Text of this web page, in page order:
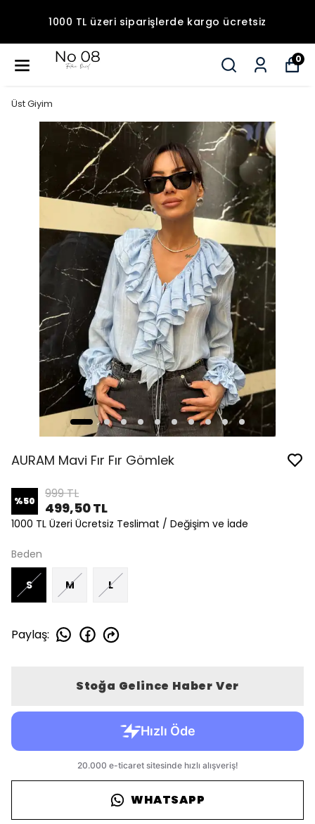
1000 TL üzeri siparişlerde kargo ücretsiz
0
Üst Giyim
AURAM Mavi Fır Fır Gömlek
%50 999 TL
499,50 TL
1000 TL Üzeri Ücretsiz Teslimat / Değişim ve İade
Beden
S M L
Paylaş:
Stoğa Gelince Haber Ver
WHATSAPP